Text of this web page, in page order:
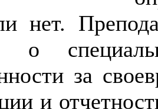
нет.
о
за
и